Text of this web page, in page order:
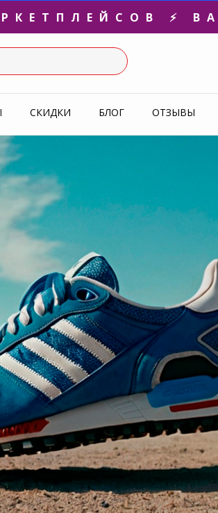
В ПОДАРОК 🎁
РАЗМЕРЫ ОТ
СКИДКИ БЛОГ ОТЗЫВЫ